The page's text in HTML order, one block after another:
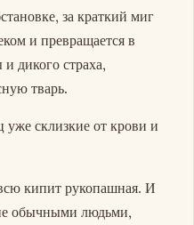
за краткий миг
и превращается в
дикого страха,
тварь.
уже склизкие от крови и
кипит рукопашная. И
обычными людьми,